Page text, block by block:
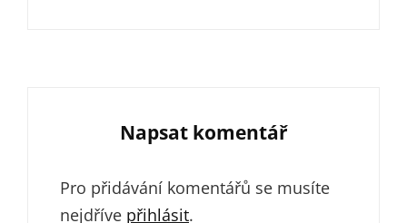
Napsat komentář
Pro přidávání komentářů se musíte
nejdříve přihlásit.